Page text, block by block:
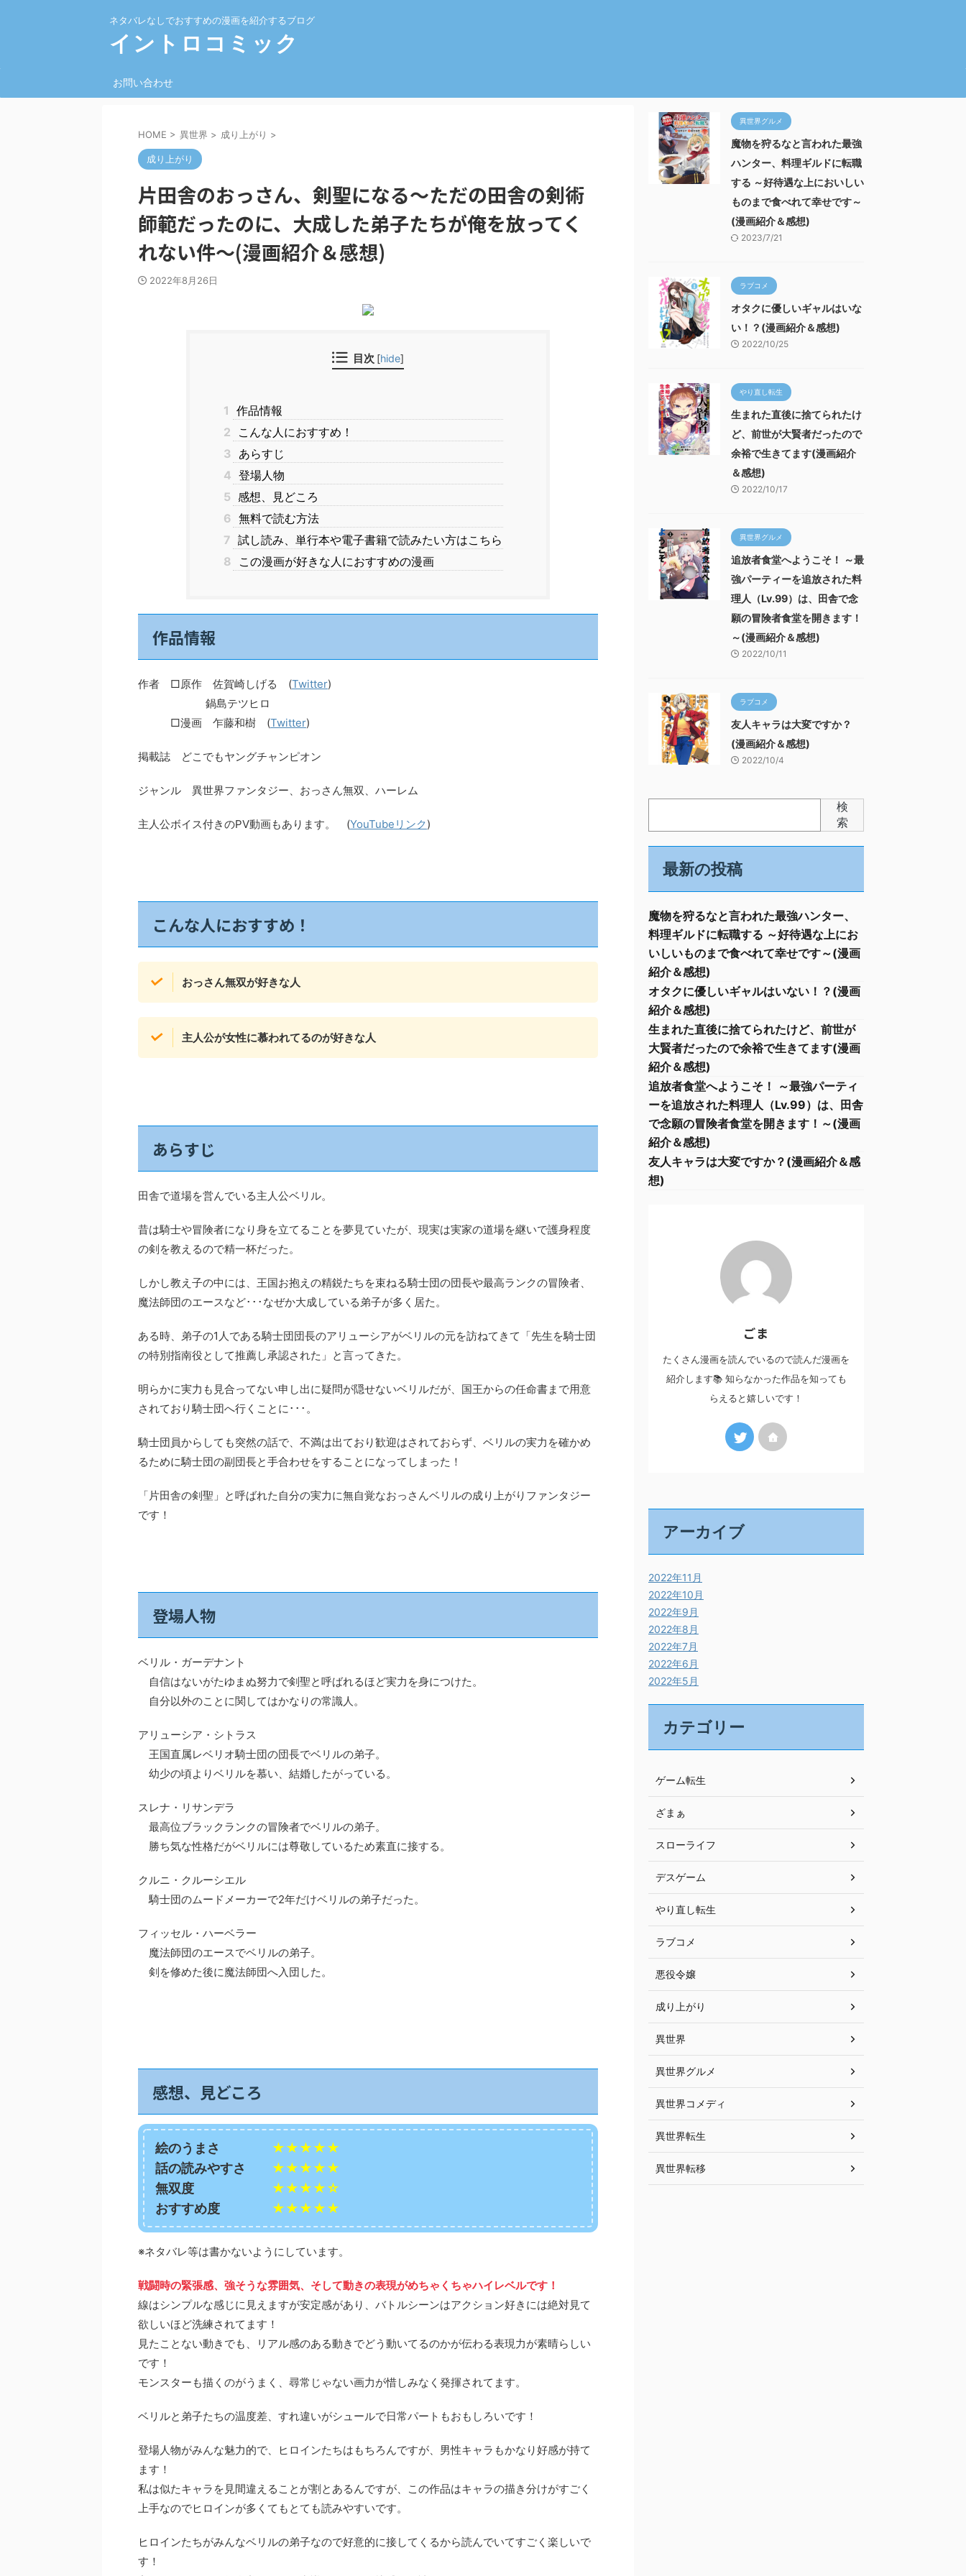
ネタバレなしでおすすめの漫画を紹介するブログ
イントロコミック
お問い合わせ
HOME > 異世界 > 成り上がり >
成り上がり
片田舎のおっさん、剣聖になる～ただの田舎の剣術
師範だったのに、大成した弟子たちが俺を放ってく
れない件～(漫画紹介＆感想)
2022年8月26日
目次 [hide]
1 作品情報
2
こんな人におすすめ！
3 あらすじ
4 登場人物
5 感想、見どころ
6 無料で読む方法
7 試し読み、単行本や電子書籍で読みたい方はこちら
8
この漫画が好きな人におすすめの漫画
作品情報
作者 □原作 佐賀崎しげる (Twitter)
鍋島テツヒロ
□漫画 乍藤和樹 (Twitter)
掲載誌 どこでもヤングチャンピオン
ジャンル 異世界ファンタジー、おっさん無双、ハーレム
主人公ボイス付きのPV動画もあります。 (YouTubeリンク)
こんな人におすすめ！
おっさん無双が好きな人
主人公が女性に慕われてるのが好きな人
あらすじ
田舎で道場を営んでいる主人公ベリル。
昔は騎士や冒険者になり身を立てることを夢見ていたが、現実は実家の道場を継いで護身程度
の剣を教えるので精一杯だった。
しかし教え子の中には、王国お抱えの精鋭たちを束ねる騎士団の団長や最高ランクの冒険者、
魔法師団のエースなど･･･なぜか大成している弟子が多く居た。
ある時、弟子の1人である騎士団団長のアリューシアがベリルの元を訪ねてきて「先生を騎士団
の特別指南役として推薦し承認された」と言ってきた。
明らかに実力も見合ってない申し出に疑問が隠せないベリルだが、国王からの任命書まで用意
されており騎士団へ行くことに･･･。
騎士団員からしても突然の話で、不満は出ており歓迎はされておらず、ベリルの実力を確かめ
るために騎士団の副団長と手合わせをすることになってしまった！
「片田舎の剣聖」と呼ばれた自分の実力に無自覚なおっさんベリルの成り上がりファンタジー
です！
登場人物
ベリル・ガーデナント
自信はないがたゆまぬ努力で剣聖と呼ばれるほど実力を身につけた。
自分以外のことに関してはかなりの常識人。
アリューシア・シトラス
王国直属レベリオ騎士団の団長でベリルの弟子。
幼少の頃よりベリルを慕い、結婚したがっている。
スレナ・リサンデラ
最高位ブラックランクの冒険者でベリルの弟子。
勝ち気な性格だがベリルには尊敬しているため素直に接する。
クルニ・クルーシエル
騎士団のムードメーカーで2年だけベリルの弟子だった。
フィッセル・ハーベラー
魔法師団のエースでベリルの弟子。
剣を修めた後に魔法師団へ入団した。
感想、見どころ
絵のうまさ ★★★★★
話の読みやすさ ★★★★★
無双度 ★★★★☆
おすすめ度 ★★★★★
※ネタバレ等は書かないようにしています。
戦闘時の緊張感、強そうな雰囲気、そして動きの表現がめちゃくちゃハイレベルです！
線はシンプルな感じに見えますが安定感があり、バトルシーンはアクション好きには絶対見て
欲しいほど洗練されてます！
見たことない動きでも、リアル感のある動きでどう動いてるのかが伝わる表現力が素晴らしい
です！
モンスターも描くのがうまく、尋常じゃない画力が惜しみなく発揮されてます。
ベリルと弟子たちの温度差、すれ違いがシュールで日常パートもおもしろいです！
登場人物がみんな魅力的で、ヒロインたちはもちろんですが、男性キャラもかなり好感が持て
ます！
私は似たキャラを見間違えることが割とあるんですが、この作品はキャラの描き分けがすごく
上手なのでヒロインが多くてもとても読みやすいです。
ヒロインたちがみんなベリルの弟子なので好意的に接してくるから読んでいてすごく楽しいで
す！
異世界グルメ
魔物を狩るなと言われた最強
ハンター、料理ギルドに転職
する ～好待遇な上においしい
ものまで食べれて幸せです～
(漫画紹介＆感想)
2023/7/21
ラブコメ
オタクに優しいギャルはいな
い！？(漫画紹介＆感想)
2022/10/25
やり直し転生
生まれた直後に捨てられたけ
ど、前世が大賢者だったので
余裕で生きてます(漫画紹介
＆感想)
2022/10/17
異世界グルメ
追放者食堂へようこそ！ ～最
強パーティーを追放された料
理人（Lv.99）は、田舎で念
願の冒険者食堂を開きます！
～(漫画紹介＆感想)
2022/10/11
ラブコメ
友人キャラは大変ですか？
(漫画紹介＆感想)
2022/10/4
検
索
最新の投稿
魔物を狩るなと言われた最強ハンター、
料理ギルドに転職する ～好待遇な上にお
いしいものまで食べれて幸せです～(漫画
紹介＆感想)
オタクに優しいギャルはいない！？(漫画
紹介＆感想)
生まれた直後に捨てられたけど、前世が
大賢者だったので余裕で生きてます(漫画
紹介＆感想)
追放者食堂へようこそ！ ～最強パーティ
ーを追放された料理人（Lv.99）は、田舎
で念願の冒険者食堂を開きます！～(漫画
紹介＆感想)
友人キャラは大変ですか？(漫画紹介＆感
想)
ごま
たくさん漫画を読んでいるので読んだ漫画を
紹介します📚 知らなかった作品を知っても
らえると嬉しいです！
アーカイブ
2022年11月
2022年10月
2022年9月
2022年8月
2022年7月
2022年6月
2022年5月
カテゴリー
ゲーム転生
ざまぁ
スローライフ
デスゲーム
やり直し転生
ラブコメ
悪役令嬢
成り上がり
異世界
異世界グルメ
異世界コメディ
異世界転生
異世界転移